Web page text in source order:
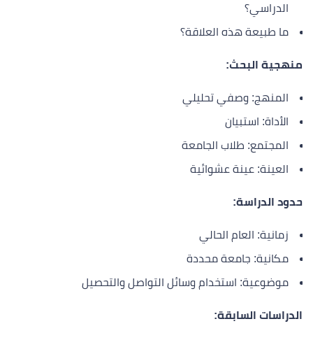
الدراسي؟
ما طبيعة هذه العلاقة؟
منهجية البحث:
المنهج: وصفي تحليلي
الأداة: استبيان
المجتمع: طلاب الجامعة
العينة: عينة عشوائية
حدود الدراسة:
زمانية: العام الحالي
مكانية: جامعة محددة
موضوعية: استخدام وسائل التواصل والتحصيل
الدراسات السابقة: